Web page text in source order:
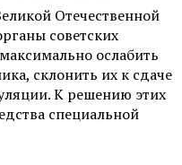
Отечественной
советских
ослабить
склонить их к сдаче
К решению этих
специальной